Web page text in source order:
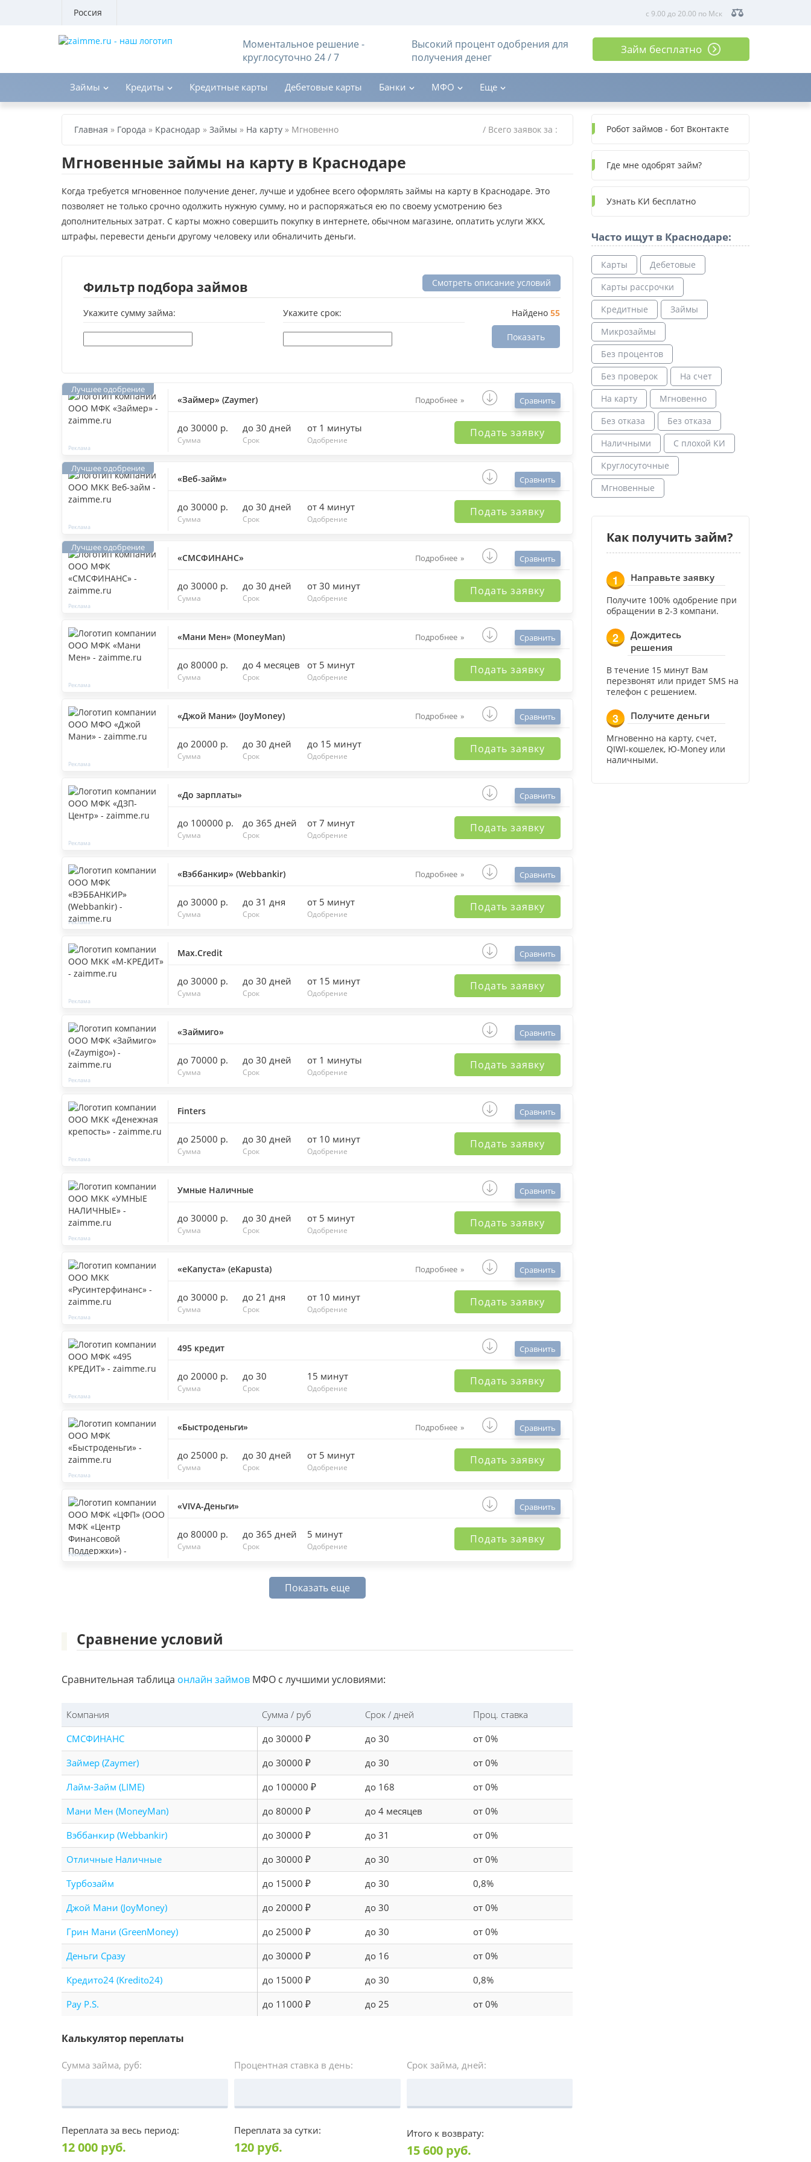
Россия с 9.00 до 20.00 по Мск
Моментальное решение -
круглосуточно 24 / 7
Высокий процент одобрения для
получения денег
Займ бесплатно
Займы Кредиты Кредитные карты Дебетовые карты Банки МФО Еще
Главная » Города » Краснодар » Займы » На карту » Мгновенно / Всего заявок за :
Мгновенные займы на карту в Краснодаре
Когда требуется мгновенное получение денег, лучше и удобнее всего оформлять займы на карту в Краснодаре. Это
позволяет не только срочно одолжить нужную сумму, но и распоряжаться ею по своему усмотрению без
дополнительных затрат. С карты можно совершить покупку в интернете, обычном магазине, оплатить услуги ЖКХ,
штрафы, перевести деньги другому человеку или обналичить деньги.
Фильтр подбора займов Смотреть описание условий
Укажите сумму займа: Укажите срок: Найдено55
Показать
«Займер» (Zaymer) Подробнее Сравнить
до 30000 р.
Сумма
до 30 дней
Срок
от 1 минуты
Одобрение
Подать заявку
«Веб-займ» Сравнить
до 30000 р.
Сумма
до 30 дней
Срок
от 4 минут
Одобрение
Подать заявку
«СМСФИНАНС» Подробнее Сравнить
до 30000 р.
Сумма
до 30 дней
Срок
от 30 минут
Одобрение
Подать заявку
«Мани Мен» (MoneyMan) Подробнее Сравнить
до 80000 р.
Сумма
до 4 месяцев
Срок
от 5 минут
Одобрение
Подать заявку
«Джой Мани» (JoyMoney) Подробнее Сравнить
до 20000 р.
Сумма
до 30 дней
Срок
до 15 минут
Одобрение
Подать заявку
«До зарплаты» Сравнить
до 100000 р.
Сумма
до 365 дней
Срок
от 7 минут
Одобрение
Подать заявку
«Вэббанкир» (Webbankir) Подробнее Сравнить
до 30000 р.
Сумма
до 31 дня
Срок
от 5 минут
Одобрение
Подать заявку
Max.Credit Сравнить
до 30000 р.
Сумма
до 30 дней
Срок
от 15 минут
Одобрение
Подать заявку
«Займиго» Сравнить
до 70000 р.
Сумма
до 30 дней
Срок
от 1 минуты
Одобрение
Подать заявку
Finters Сравнить
до 25000 р.
Сумма
до 30 дней
Срок
от 10 минут
Одобрение
Подать заявку
Умные Наличные Сравнить
до 30000 р.
Сумма
до 30 дней
Срок
от 5 минут
Одобрение
Подать заявку
«еКапуста» (eKapusta) Подробнее Сравнить
до 30000 р.
Сумма
до 21 дня
Срок
от 10 минут
Одобрение
Подать заявку
495 кредит Сравнить
до 20000 р.
Сумма
до 30
Срок
15 минут
Одобрение
Подать заявку
«Быстроденьги» Подробнее Сравнить
до 25000 р.
Сумма
до 30 дней
Срок
от 5 минут
Одобрение
Подать заявку
«VIVA-Деньги» Сравнить
до 80000 р.
Сумма
до 365 дней
Срок
5 минут
Одобрение
Подать заявку
Показать еще
Сравнение условий
Сравнительная таблица онлайн займов МФО с лучшими условиями:
Компания Сумма / руб Срок / дней
Проц. ставка
СМСФИНАНС
до 30000 ₽ до 30
от 0%
Займер (Zaymer)
до 30000 ₽ до 30
от 0%
Лайм-Займ (LIME)
до 100000 ₽ до 168
от 0%
Мани Мен (MoneyMan)
до 80000 ₽ до 4 месяцев
от 0%
Вэббанкир (Webbankir)
до 30000 ₽ до 31
от 0%
Отличные Наличные
до 30000 ₽ до 30
от 0%
Турбозайм
до 15000 ₽ до 30
0,8%
Джой Мани (JoyMoney)
до 20000 ₽ до 30
от 0%
Грин Мани (GreenMoney)
до 25000 ₽ до 30
от 0%
Деньги Сразу
до 30000 ₽ до 16
от 0%
Кредито24 (Kredito24)
до 15000 ₽ до 30
0,8%
Pay P.S.
до 11000 ₽ до 25 от 0%
Калькулятор переплаты
Сумма займа, руб: Процентная ставка в день: Срок займа, дней:
Переплата за весь период:
12 000 руб.
Переплата за сутки:
120руб.
Итого к возврату:
15 600руб.
Робот займов - бот Вконтакте
Где мне одобрят займ?
Узнать КИ бесплатно
Часто ищут в Краснодаре:
Карты
Дебетовые
Карты рассрочки
Кредитные
Займы
Микрозаймы
Без процентов
Без проверок
На счет
На карту
Мгновенно
Без отказа
Без отказа
Наличными
С плохой КИ
Круглосуточные
Мгновенные
Как получить займ?
1 Направьте заявку
Получите 100% одобрение при
обращении в 2-3 компани.
2
Дождитесь
решения
В течение 15 минут Вам
перезвонят или придет SMS на
телефон с решением.
3 Получите деньги
Мгновенно на карту, счет,
QIWI-кошелек, Ю-Money или
наличными.